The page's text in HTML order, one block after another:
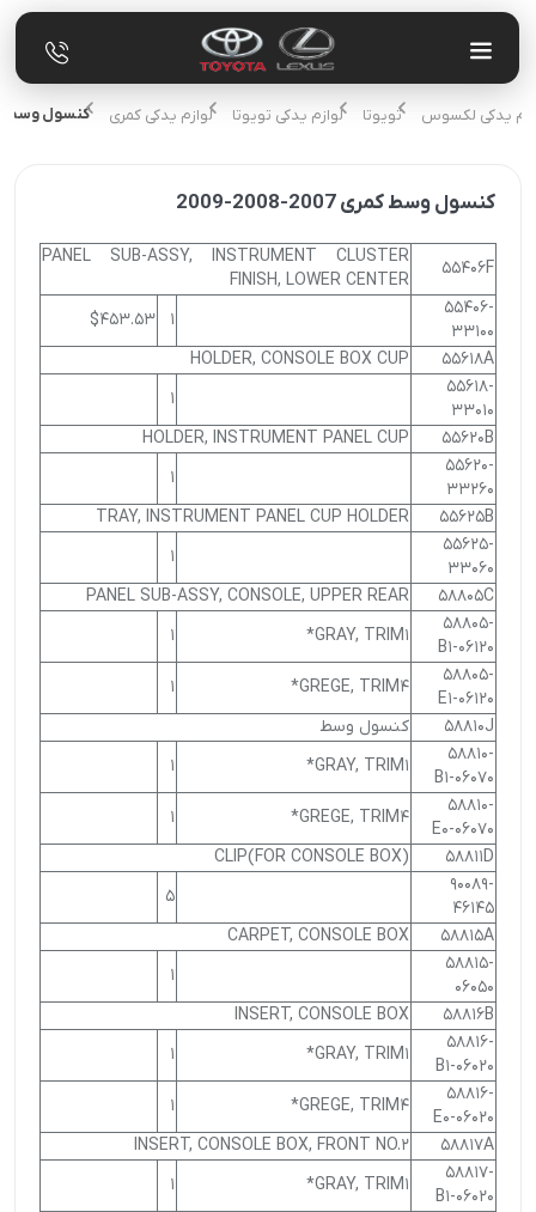
یدکی لکسوس تویوتا لوازم یدکی تویوتا لوازم یدکی کمری کنسول وسط کمری 2007-
کنسول وسط کمری 2007-2008-2009
55406F
PANEL SUB-ASSY, INSTRUMENT CLUSTER
FINISH, LOWER CENTER
55406-
33100
1
$453.53
55618A
HOLDER, CONSOLE BOX CUP
55618-
33010
1
55620B
HOLDER, INSTRUMENT PANEL CUP
55620-
33260
1
55625B
TRAY, INSTRUMENT PANEL CUP HOLDER
55625-
33060
1
58805C
PANEL SUB-ASSY, CONSOLE, UPPER REAR
58805-
06120-B1
GRAY, TRIM1*
1
58805-
06120-E1
GREGE, TRIM4*
1
58810J
کنسول وسط
58810-
06070-B1
GRAY, TRIM1*
1
58810-
06070-E0
GREGE, TRIM4*
1
58811D
CLIP(FOR CONSOLE BOX)
90089-
46145
5
58815A
CARPET, CONSOLE BOX
58815-
06050
1
58816B
INSERT, CONSOLE BOX
58816-
06020-B1
GRAY, TRIM1*
1
58816-
06020-E0
GREGE, TRIM4*
1
58817A
INSERT, CONSOLE BOX, FRONT NO.2
58817-
06020-B1
GRAY, TRIM1*
1